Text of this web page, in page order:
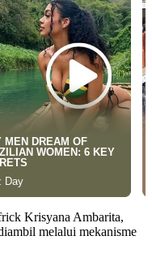
Krisyana Ambarita,
melalui mekanisme